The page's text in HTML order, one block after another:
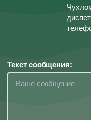
Текст сообщения: